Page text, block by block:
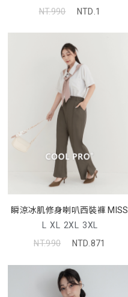
NT.990
NTD.1
瞬涼冰肌修身喇叭西裝褲 MISS
L XL 2XL 3XL
NT.990
NTD.871